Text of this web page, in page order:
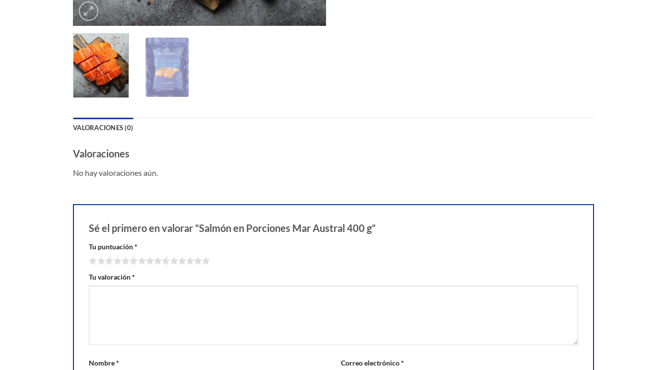
VALORACIONES (0)
Valoraciones
No hay valoraciones aún.
Sé el primero en valorar “Salmón en Porciones Mar Austral 400 g”
Tu puntuación*
Tu valoración*
Nombre* Correo electrónico*